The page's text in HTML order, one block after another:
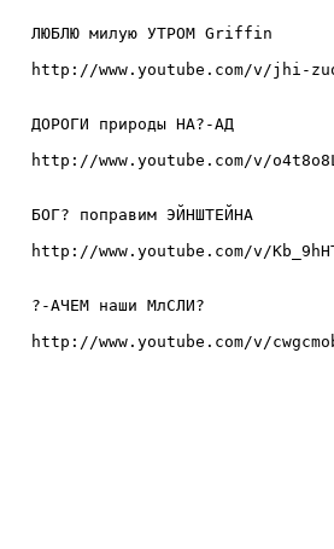
ЛЮБЛЮ милую УТРОМ Griffin
http://www.youtube.com/v/jhi-
ДОРОГИ природы НА?-АД
http://www.youtube.com/v/
БОГ? поправим ЭЙНШТЕЙНА
http://www.youtube.com/v/
?-АЧЕМ наши МлСЛИ?
http://www.youtube.com/v/